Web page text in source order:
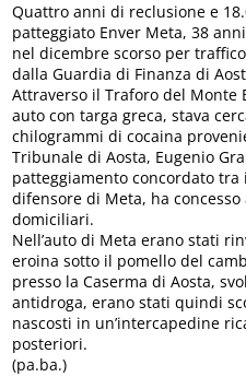
Quattro anni di reclusione e
patteggiato Enver Meta, 38
nel dicembre scorso per
dalla Guardia di Finanza di
Attraverso il Traforo del Monte
auto con targa greca, stava
chilogrammi di cocaina
Tribunale di Aosta, Eugenio
patteggiamento concordato tra
difensore di Meta, ha
domiciliari.
Nell’auto di Meta erano stati
eroina sotto il pomello del
presso la Caserma di Aosta,
antidroga, erano stati quindi
nascosti in un’intercapedine
posteriori.
(pa.ba.)